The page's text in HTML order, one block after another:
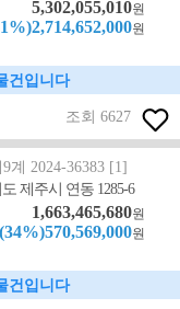
5,302,055,010원
원
건입니다
조회 6627
계 2024-36383 [1]
제주시 연동 1285-6
1,663,465,680원
(34%)570,569,000원
건입니다